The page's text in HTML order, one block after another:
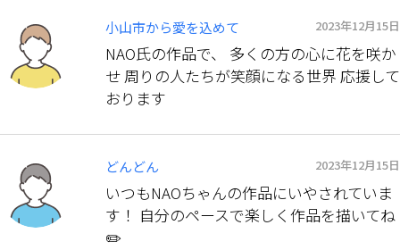
小山市から愛を込めて 2023年12月15日
NAO氏の作品で、 多くの方の心に花を咲か
せ 周りの人たちが笑顔になる世界 応援して
おります
どんどん 2023年12月15日
いつもNAOちゃんの作品にいやされていま
す！ 自分のペースで楽しく作品を描いてね
✏️